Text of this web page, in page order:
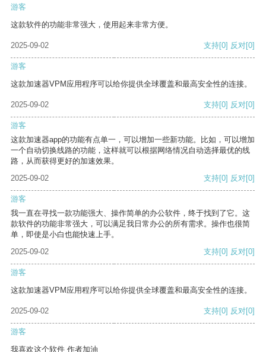
游客
这款软件的功能非常强大，使用起来非常方便。
2025-09-02 支持[0] 反对[0]
游客
这款加速器VPM应用程序可以给你提供全球覆盖和最高安全性的连接。
2025-09-02 支持[0] 反对[0]
游客
这款加速器app的功能有点单一，可以增加一些新功能。比如，可以增加
一个自动切换线路的功能，这样就可以根据网络情况自动选择最优的线
路，从而获得更好的加速效果。
2025-09-02
支持[0] 反对[0]
游客
我一直在寻找一款功能强大、操作简单的办公软件，终于找到了它。这
款软件的功能非常强大，可以满足我日常办公的所有需求。操作也很简
单，即使是小白也能快速上手。
2025-09-02
支持[0] 反对[0]
游客
这款加速器VPM应用程序可以给你提供全球覆盖和最高安全性的连接。
2025-09-02 支持[0] 反对[0]
游客
我喜欢这个软件 作者加油